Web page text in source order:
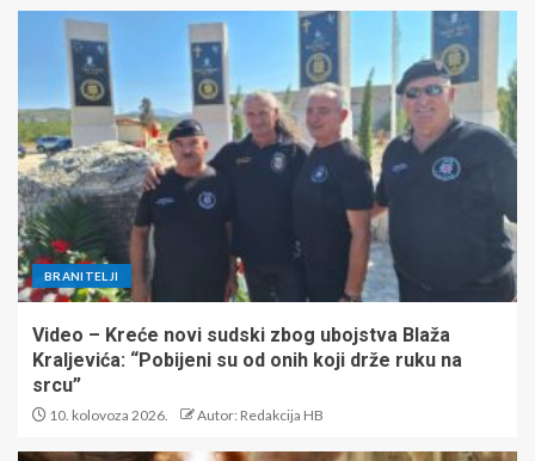
BRANITELJI
Video – Kreće novi sudski zbog ubojstva Blaža
Kraljevića: “Pobijeni su od onih koji drže ruku na
srcu”
10. kolovoza 2026. Autor: Redakcija HB